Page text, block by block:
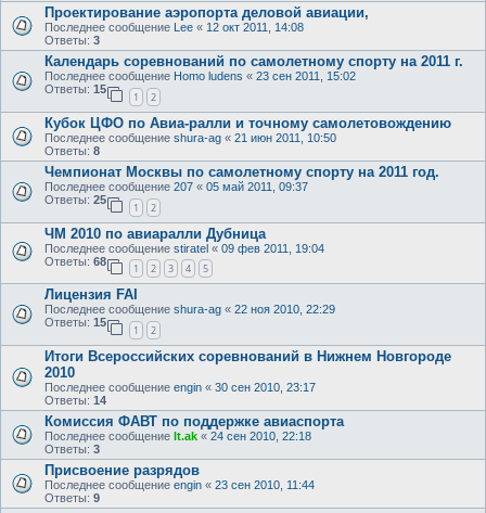
Проектирование аэропорта деловой авиации,
Последнее сообщение Lee « 12 окт 2011, 14:08
Ответы: 3
Календарь соревнований по самолетному спорту на 2011 г.
Последнее сообщение Homo ludens « 23 сен 2011, 15:02
Ответы: 15
1 2
Кубок ЦФО по Авиа-ралли и точному самолетовождению
Последнее сообщение shura-ag « 21 июн 2011, 10:50
Ответы: 8
Чемпионат Москвы по самолетному спорту на 2011 год.
Последнее сообщение 207 « 05 май 2011, 09:37
Ответы: 25
1 2
ЧМ 2010 по авиаралли Дубница
Последнее сообщение stiratel « 09 фев 2011, 19:04
Ответы: 68
1 2 3 4 5
Лицензия FAI
Последнее сообщение shura-ag « 22 ноя 2010, 22:29
Ответы: 15
1 2
Итоги Всероссийских соревнований в Нижнем Новгороде
2010
Последнее сообщение engin « 30 сен 2010, 23:17
Ответы: 14
Комиссия ФАВТ по поддержке авиаспорта
Последнее сообщение lt.ak « 24 сен 2010, 22:18
Ответы: 3
Присвоение разрядов
Последнее сообщение engin « 23 сен 2010, 11:44
Ответы: 9